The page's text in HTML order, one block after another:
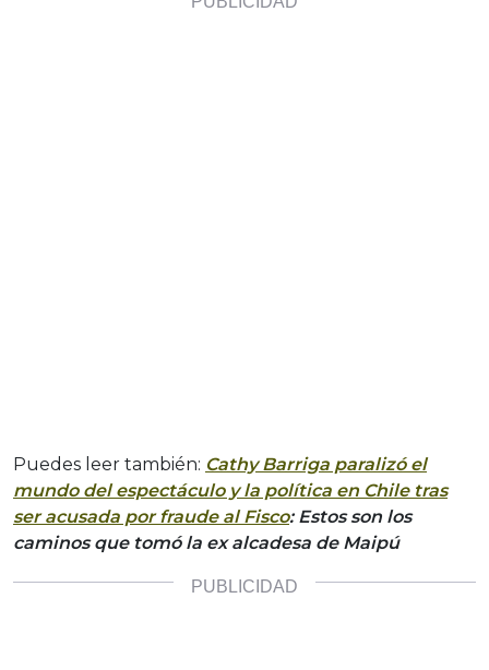
Puedes leer también: Cathy Barriga paralizó el
mundo del espectáculo y la política en Chile tras
ser acusada por fraude al Fisco: Estos son los
caminos que tomó la ex alcadesa de Maipú